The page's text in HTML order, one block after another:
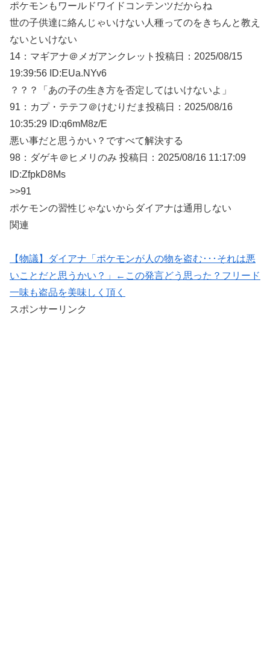
ポケモンもワールドワイドコンテンツだからね
世の子供達に絡んじゃいけない人種ってのをきちんと教え
ないといけない
14： マギアナ＠メガアンクレット 投稿日：2025/08/15
19:39:56 ID:EUa.NYv6
？？？「あの子の生き方を否定してはいけないよ」
91： カプ・テテフ＠けむりだま 投稿日：2025/08/16
10:35:29 ID:q6mM8z/E
悪い事だと思うかい？ですべて解決する
98： ダゲキ＠ヒメリのみ 投稿日：2025/08/16 11:17:09
ID:ZfpkD8Ms
>>91
ポケモンの習性じゃないからダイアナは通用しない
関連
【物議】ダイアナ「ポケモンが人の物を盗む･･･それは悪
いことだと思うかい？」←この発言どう思った？フリード
一味も盗品を美味しく頂く
スポンサーリンク